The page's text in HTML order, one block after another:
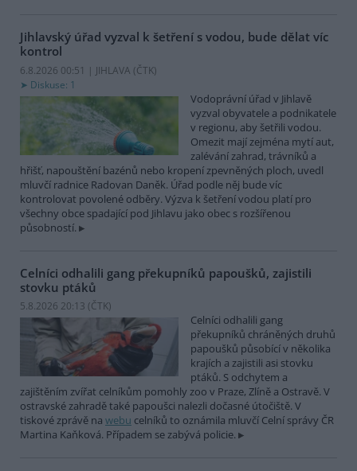
Jihlavský úřad vyzval k šetření s vodou, bude dělat víc
kontrol
6.8.2026 00:51 | JIHLAVA (ČTK)
Diskuse: 1
Vodoprávní úřad v Jihlavě
vyzval obyvatele a podnikatele
v regionu, aby šetřili vodou.
Omezit mají zejména mytí aut,
zalévání zahrad, trávníků a
hřišť, napouštění bazénů nebo kropení zpevněných ploch, uvedl
mluvčí radnice Radovan Daněk. Úřad podle něj bude víc
kontrolovat povolené odběry. Výzva k šetření vodou platí pro
všechny obce spadající pod Jihlavu jako obec s rozšířenou
působností.
Celníci odhalili gang překupníků papoušků, zajistili
stovku ptáků
5.8.2026 20:13 (ČTK)
Celníci odhalili gang
překupníků chráněných druhů
papoušků působící v několika
krajích a zajistili asi stovku
ptáků. S odchytem a
zajištěním zvířat celníkům pomohly zoo v Praze, Zlíně a Ostravě. V
ostravské zahradě také papoušci nalezli dočasné útočiště. V
tiskové zprávě na webu celníků to oznámila mluvčí Celní správy ČR
Martina Kaňková. Případem se zabývá policie.